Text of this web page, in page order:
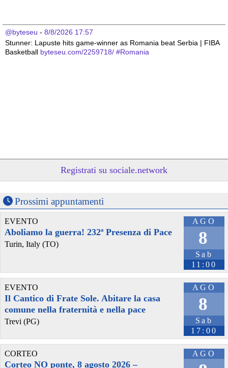
@byteseu - 8/8/2026 17:57
Stunner: Lapuste hits game-winner as Romania beat Serbia | FIBA
Basketball byteseu.com/2259718/ #Romania
8/8/2026 15:29
Romania
@byteseu - 8/8/2026 12:40
President of India Smt. Droupadi Murmu on her First State Visit to
byteseu.com/2259280/
#Bucharest #CotroceniPalace #DroupadiMurmu
#EkPeddMaaKaNaam
#IndiaRomaniaParliamentaryFriendshipGroup
Registrati su sociale.network
Prossimi appuntamenti
AGO
8
Sab
11:00
EVENTO
Aboliamo la guerra! 232ª Presenza di Pace
Turin, Italy (TO)
AGO
8
Sab
17:00
EVENTO
Il Cantico di Frate Sole. Abitare la casa
comune nella fraternità e nella pace
Trevi (PG)
AGO
CORTEO
Corteo NO ponte, 8 agosto 2026 –